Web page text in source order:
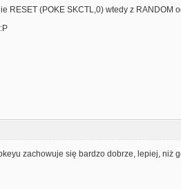
RESET (POKE SKCTL,0) wtedy z RANDOM
zachowuje się bardzo dobrze, lepiej, niż